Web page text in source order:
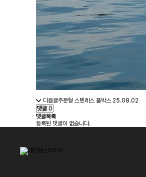
다음글주문형 스텐레스 풀박스 25.08.02
댓글 0
댓글목록
등록된 댓글이 없습니다.